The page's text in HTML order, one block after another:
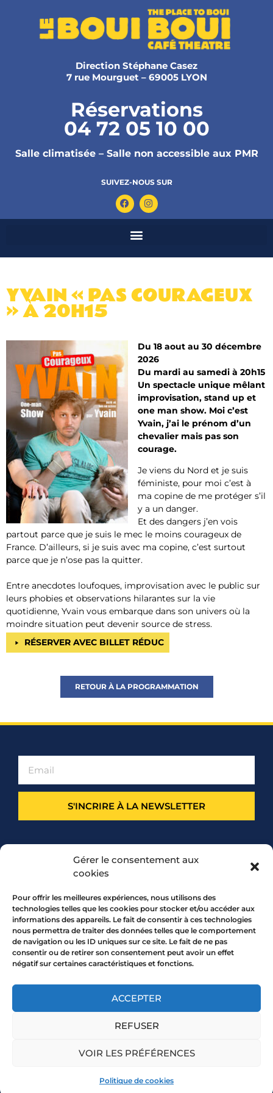
Gérer le consentement aux
cookies
Pour offrir les meilleures expériences, nous utilisons des
technologies telles que les cookies pour stocker et/ou accéder aux
informations des appareils. Le fait de consentir à ces technologies
nous permettra de traiter des données telles que le comportement
de navigation ou les ID uniques sur ce site. Le fait de ne pas
consentir ou de retirer son consentement peut avoir un effet
négatif sur certaines caractéristiques et fonctions.
ACCEPTER
REFUSER
VOIR LES PRÉFÉRENCES
Politique de cookies
Direction Stéphane Casez
7 rue Mourguet – 69005 LYON
Réservations
04 72 05 10 00
Salle climatisée – Salle non accessible aux PMR
SUIVEZ-NOUS SUR
YVAIN « PAS COURAGEUX
» À 20H15
Du 18 aout au 30 décembre
2026
Du mardi au samedi à 20h15
Un spectacle unique mêlant
improvisation, stand up et
one man show. Moi c’est
Yvain, j’ai le prénom d’un
chevalier mais pas son
courage.
Je viens du Nord et je suis
féministe, pour moi c’est à
ma copine de me protéger s’il
y a un danger.
Et des dangers j’en vois
partout parce que je suis le mec le moins courageux de
France. D’ailleurs, si je suis avec ma copine, c’est surtout
parce que je n’ose pas la quitter.
Entre anecdotes loufoques, improvisation avec le public sur
leurs phobies et observations hilarantes sur la vie
quotidienne, Yvain vous embarque dans son univers où la
moindre situation peut devenir source de stress.
RÉSERVER AVEC BILLET RÉDUC
RETOUR À LA PROGRAMMATION
S'INCRIRE À LA NEWSLETTER